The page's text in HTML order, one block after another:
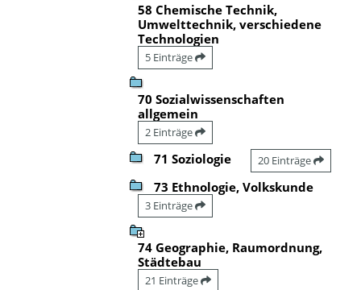
58 Chemische Technik,
Umwelttechnik, verschiedene
Technologien
5 Einträge
70 Sozialwissenschaften
allgemein
2 Einträge
71 Soziologie 20 Einträge
73 Ethnologie, Volkskunde
3 Einträge
74 Geographie, Raumordnung,
Städtebau
21 Einträge